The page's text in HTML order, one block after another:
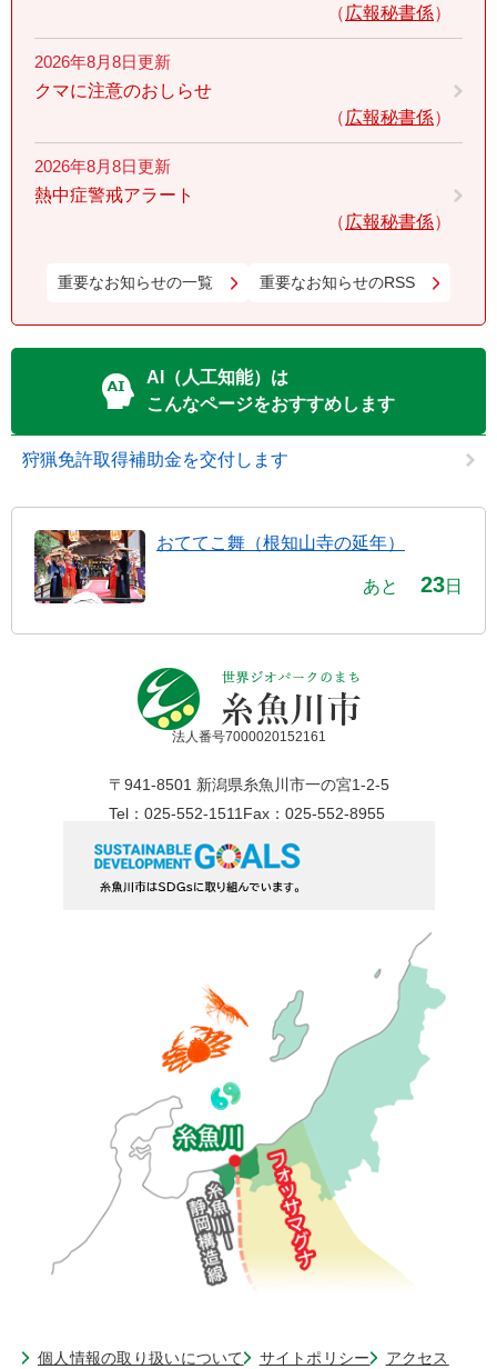
広報秘書係
2026年8月8日更新
クマに注意のおしらせ
広報秘書係
2026年8月8日更新
熱中症警戒アラート
広報秘書係
重要なお知らせの一覧 重要なお知らせのRSS
AI（人工知能）は
こんなページをおすすめします
狩猟免許取得補助金を交付します
おててこ舞（根知山寺の延年）
あと 23日
法人番号7000020152161
〒941-8501 新潟県糸魚川市一の宮1-2-5
Tel：025-552-1511 Fax：025-552-8955
個人情報の取り扱いについて サイトポリシー アクセス